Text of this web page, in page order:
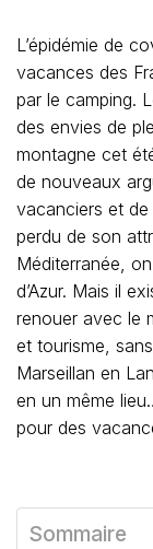
L’épidémie de
vacances des
par le camping.
des envies de
montagne cet
de nouveaux
vacanciers et de
perdu de son
Méditerranée,
d’Azur. Mais il
renouer avec le
et tourisme,
Marseillan en
en un même
pour des
Sommaire